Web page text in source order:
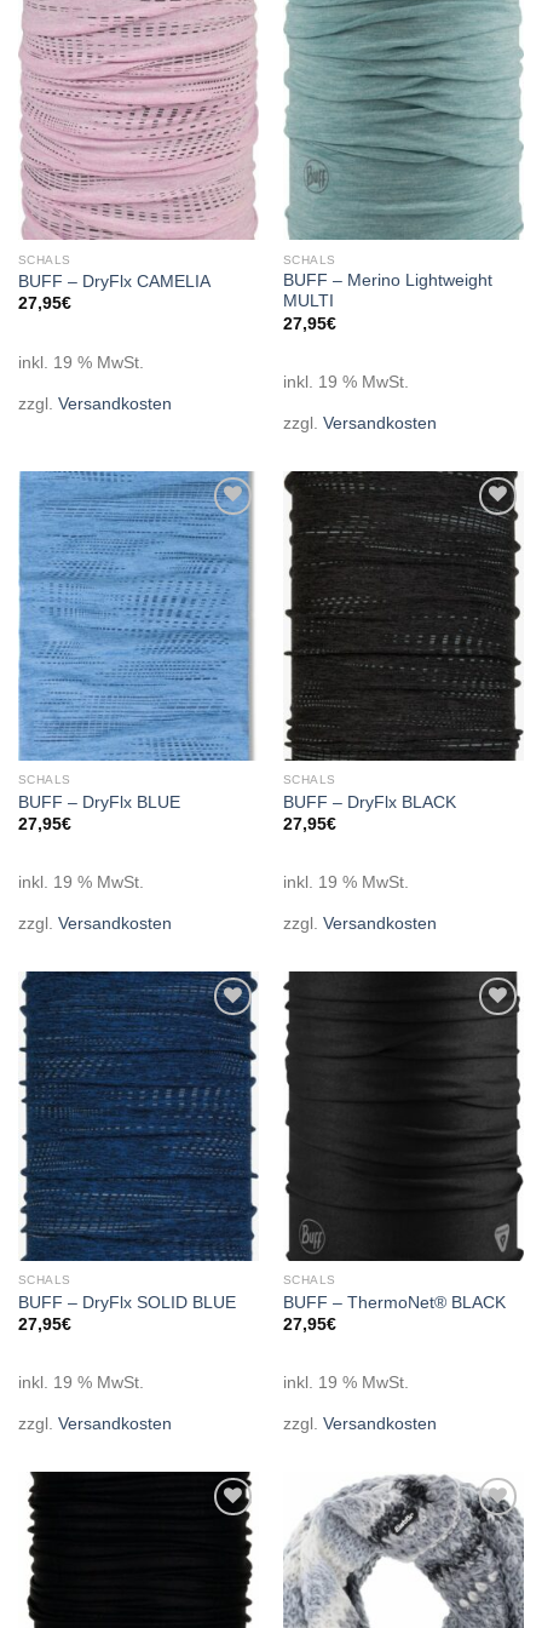
wishlist
SCHALS
BUFF – DryFlx CAMELIA
27,95€
inkl. 19 % MwSt.
zzgl. Versandkosten
Add to
wishlist
SCHALS
BUFF – Merino Lightweight
MULTI
27,95€
inkl. 19 % MwSt.
zzgl. Versandkosten
Add to
wishlist
SCHALS
BUFF – DryFlx BLUE
27,95€
inkl. 19 % MwSt.
zzgl. Versandkosten
Add to
wishlist
SCHALS
BUFF – DryFlx BLACK
27,95€
inkl. 19 % MwSt.
zzgl. Versandkosten
Add to
wishlist
SCHALS
BUFF – DryFlx SOLID BLUE
27,95€
inkl. 19 % MwSt.
zzgl. Versandkosten
SCHALS
BUFF – ThermoNet® BLACK
27,95€
inkl. 19 % MwSt.
zzgl. Versandkosten
Add to
wishlist